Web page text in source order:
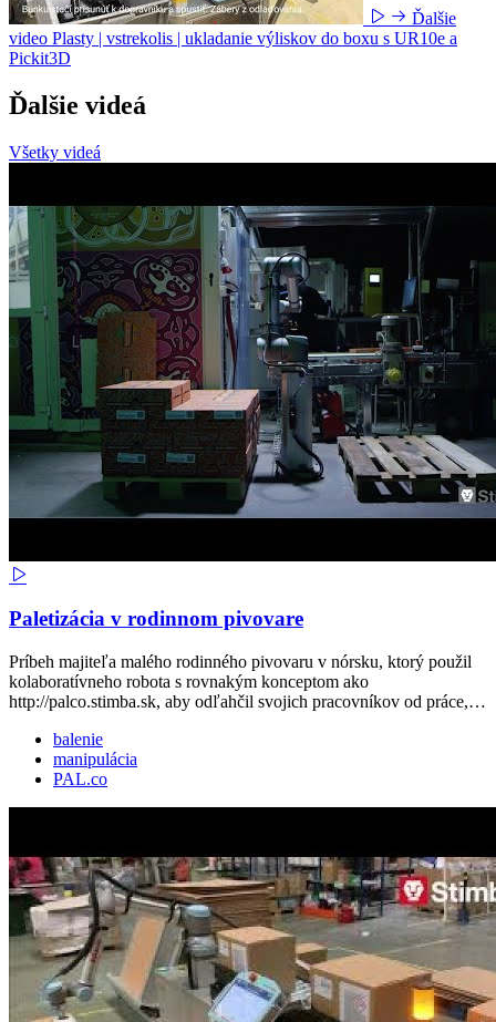
Ďalšie
video Plasty | vstrekolis | ukladanie výliskov do boxu s UR10e a
Pickit3D
Ďalšie videá
Všetky videá
Paletizácia v rodinnom pivovare
Príbeh majiteľa malého rodinného pivovaru v nórsku, ktorý použil
kolaboratívneho robota s rovnakým konceptom ako
http://palco.stimba.sk, aby odľahčil svojich pracovníkov od práce,…
balenie
manipulácia
PAL.co